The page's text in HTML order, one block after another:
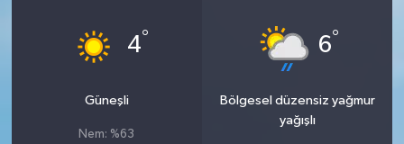
4°
Güneşli
Nem: %63
6°
Bölgesel düzensiz yağmur
yağışlı